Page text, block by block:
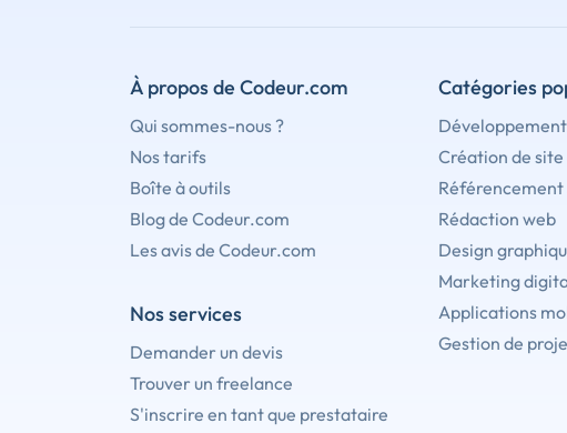
À propos de Codeur.com
Qui sommes-nous ?
Nos tarifs
Boîte à outils
Blog de Codeur.com
Les avis de Codeur.com
Nos services
Demander un devis
Trouver un freelance
S'inscrire en tant que prestataire
Catégories
Création de
Référencement
Rédaction web
Design
Marketing
Applications
Gestion de